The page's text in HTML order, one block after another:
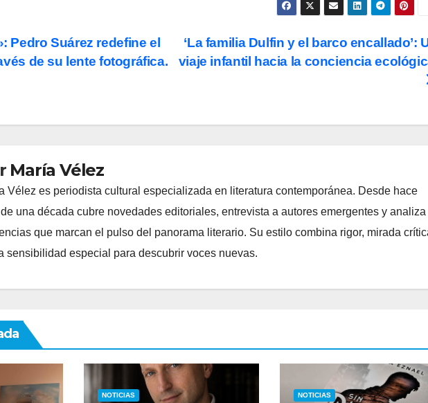
‘La familia Dulfin y el barco encallado’:
viaje infantil hacia la conciencia
Pedro Suárez redefine el
de su lente fotográfica.
María Vélez
Vélez es periodista cultural especializada en literatura contemporánea. Desde hace
una década cubre novedades editoriales, entrevista a autores emergentes y analiza
que marcan el pulso del panorama literario. Su estilo combina rigor, mirada
sensibilidad especial para descubrir voces nuevas.
NOTICIAS NOTICIAS